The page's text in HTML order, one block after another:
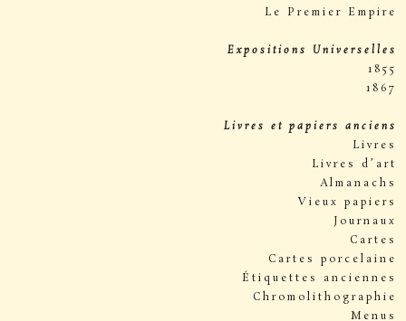
Le Premier Empire
Expositions Universelles
1855
1867
Livres et papiers anciens
Livres
Livres d’art
Almanachs
Vieux papiers
Journaux
Cartes
Cartes porcelaine
Étiquettes anciennes
Chromolithographie
Menus